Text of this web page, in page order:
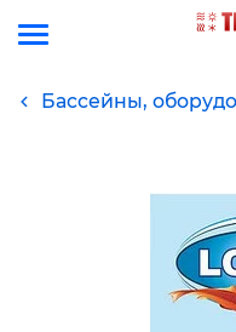
Бассейны,